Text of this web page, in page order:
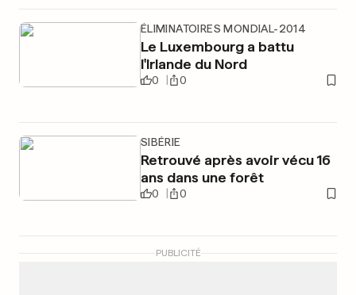
ÉLIMINATOIRES MONDIAL-2014
Le Luxembourg a battu
l'Irlande du Nord
0 0
SIBÉRIE
Retrouvé après avoir vécu 16
ans dans une forêt
0 0
PUBLICITÉ